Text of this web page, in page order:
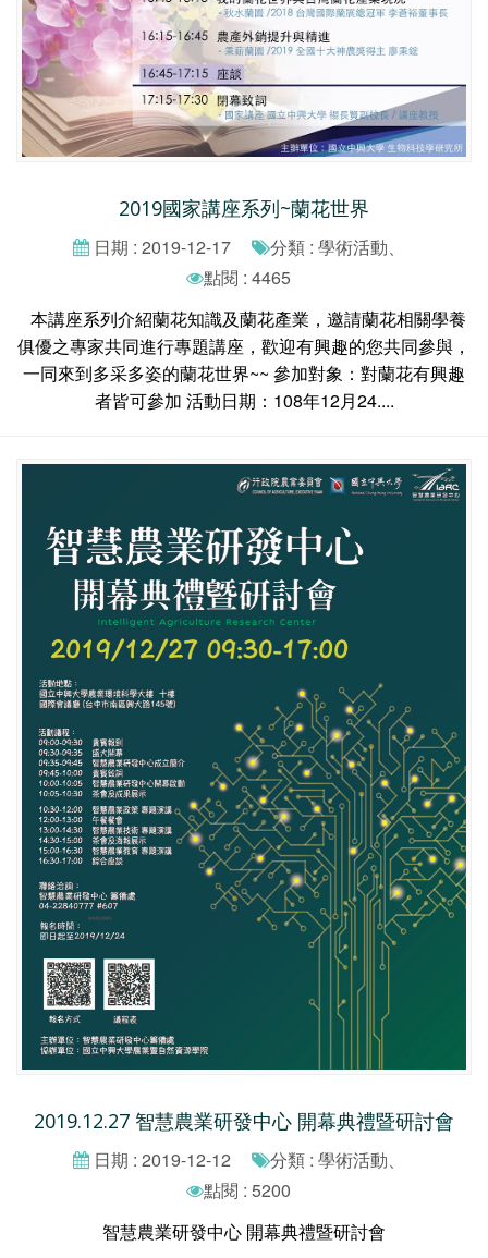
2019國家講座系列~蘭花世界
日期 : 2019-12-17
分類 : 學術活動、
點閱 : 4465
本講座系列介紹蘭花知識及蘭花產業，邀請蘭花相關學養
俱優之專家共同進行專題講座，歡迎有興趣的您共同參與，
一同來到多采多姿的蘭花世界~~ 參加對象：對蘭花有興趣
者皆可參加 活動日期：108年12月24....
2019.12.27 智慧農業研發中心 開幕典禮暨研討會
日期 : 2019-12-12
分類 : 學術活動、
點閱 : 5200
智慧農業研發中心 開幕典禮暨研討會